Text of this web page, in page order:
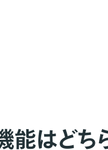
能はどち